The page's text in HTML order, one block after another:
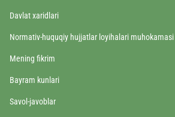
Davlat xaridlari
Normativ-huquqiy hujjatlar loyihalari muhokamasi
Mening fikrim
Bayram kunlari
Savol-javoblar